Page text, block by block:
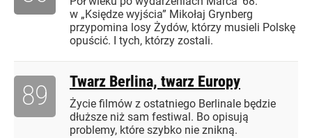
w „Księdze wyjścia” Mikołaj Grynberg
przypomina losy Żydów, którzy musieli Polskę
opuścić. I tych, którzy zostali.
Twarz Berlina, twarz Europy
Życie filmów z ostatniego Berlinale będzie
dłuższe niż sam festiwal. Bo opisują
problemy, które szybko nie znikną.
89